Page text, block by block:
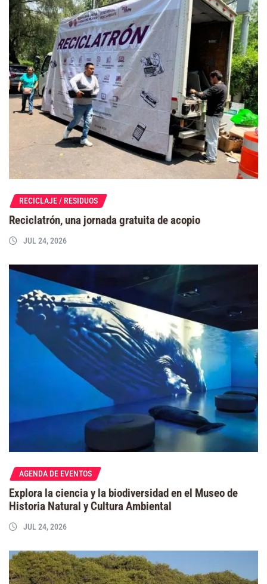
RECICLAJE / RESIDUOS
Reciclatrón, una jornada gratuita de acopio
JUL 24, 2026
AGENDA DE EVENTOS
Explora la ciencia y la biodiversidad en el Museo de
Historia Natural y Cultura Ambiental
JUL 24, 2026